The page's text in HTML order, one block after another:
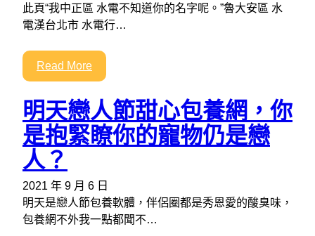
此頁“我中正區 水電不知道你的名字呢。”魯大安區 水
電漢台北市 水電行…
Read More
明天戀人節甜心包養網，你
是抱緊瞭你的寵物仍是戀
人？
2021 年 9 月 6 日
明天是戀人節包養軟體，伴侶圈都是秀恩愛的酸臭味，
包養網不外我一點都聞不…